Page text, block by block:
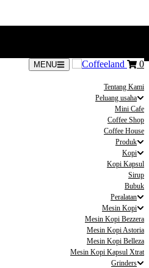
MENU 0
Tentang Kami
Peluang usaha
Mini Cafe
Coffee Shop
Coffee House
Produk
Kopi
Kopi Kapsul
Sirup
Bubuk
Peralatan
Mesin Kopi
Mesin Kopi Bezzera
Mesin Kopi Astoria
Mesin Kopi Belleza
Mesin Kopi Kapsul Xtrat
Grinders